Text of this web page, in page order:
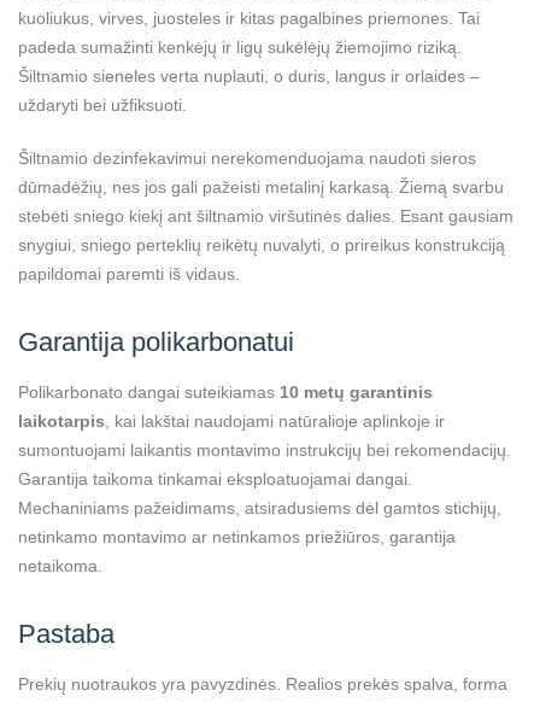
kuoliukus, virves, juosteles ir kitas pagalbines priemones. Tai
padeda sumažinti kenkėjų ir ligų sukėlėjų žiemojimo riziką.
Šiltnamio sieneles verta nuplauti, o duris, langus ir orlaides –
uždaryti bei užfiksuoti.
Šiltnamio dezinfekavimui nerekomenduojama naudoti sieros
dūmadėžių, nes jos gali pažeisti metalinį karkasą. Žiemą svarbu
stebėti sniego kiekį ant šiltnamio viršutinės dalies. Esant gausiam
snygiui, sniego perteklių reikėtų nuvalyti, o prireikus konstrukciją
papildomai paremti iš vidaus.
Garantija polikarbonatui
Polikarbonato dangai suteikiamas 10 metų garantinis
laikotarpis , kai lakštai naudojami natūralioje aplinkoje ir
sumontuojami laikantis montavimo instrukcijų bei rekomendacijų.
Garantija taikoma tinkamai eksploatuojamai dangai.
Mechaniniams pažeidimams, atsiradusiems dėl gamtos stichijų,
netinkamo montavimo ar netinkamos priežiūros, garantija
netaikoma.
Pastaba
Prekių nuotraukos yra pavyzdinės. Realios prekės spalva, forma